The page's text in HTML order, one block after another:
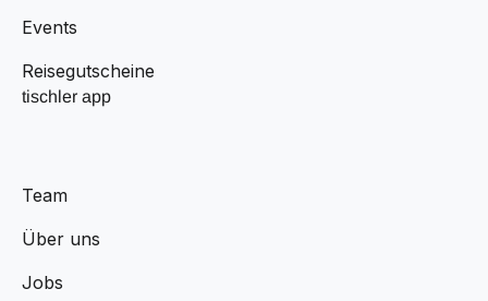
Events
Reisegutscheine
tischler app
Team
Über uns
Jobs